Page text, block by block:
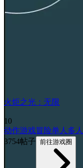
火炬之光：无限
10
动作游戏冒险单人 多人
3754帖子 前往游戏圈